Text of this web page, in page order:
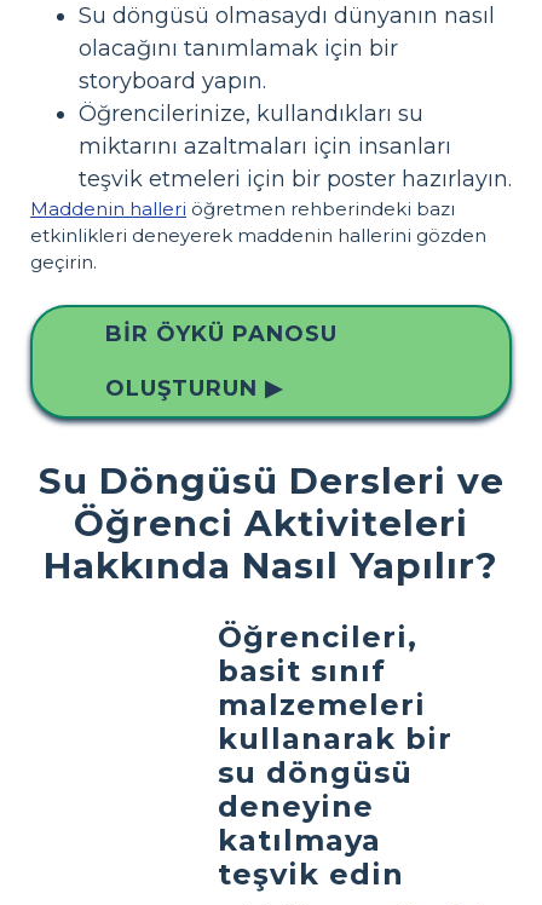
Su döngüsü olmasaydı dünyanın nasıl
olacağını tanımlamak için bir
storyboard yapın.
Öğrencilerinize, kullandıkları su
miktarını azaltmaları için insanları
teşvik etmeleri için bir poster hazırlayın.
Maddenin halleri öğretmen rehberindeki bazı
etkinlikleri deneyerek maddenin hallerini gözden
geçirin.
BIR ÖYKÜ PANOSU
OLUŞTURUN ▶
Su Döngüsü Dersleri ve
Öğrenci Aktiviteleri
Hakkında Nasıl Yapılır?
Öğrencileri,
basit sınıf
malzemeleri
kullanarak bir
su döngüsü
deneyine
katılmaya
teşvik edin